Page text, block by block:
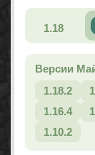
1.18
Версии
1.18.2
1.16.4
1.10.2